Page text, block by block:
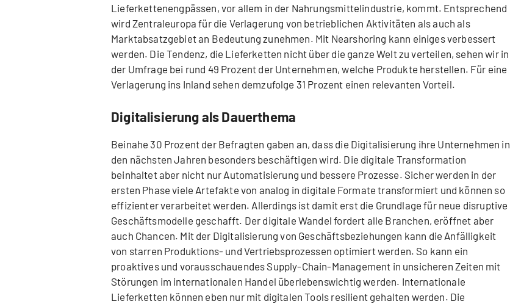
Lieferkettenengpässen, vor allem in der Nahrungsmittelindustrie, kommt. Entsprechend
wird Zentraleuropa für die Verlagerung von betrieblichen Aktivitäten als auch als
Marktabsatzgebiet an Bedeutung zunehmen. Mit Nearshoring kann einiges verbessert
werden. Die Tendenz, die Lieferketten nicht über die ganze Welt zu verteilen, sehen wir in
der Umfrage bei rund 49 Prozent der Unternehmen, welche Produkte herstellen. Für eine
Verlagerung ins Inland sehen demzufolge 31 Prozent einen relevanten Vorteil.
Digitalisierung als Dauerthema
Beinahe 30 Prozent der Befragten gaben an, dass die Digitalisierung ihre Unternehmen in
den nächsten Jahren besonders beschäftigen wird. Die digitale Transformation
beinhaltet aber nicht nur Automatisierung und bessere Prozesse. Sicher werden in der
ersten Phase viele Artefakte von analog in digitale Formate transformiert und können so
effizienter verarbeitet werden. Allerdings ist damit erst die Grundlage für neue disruptive
Geschäftsmodelle geschafft. Der digitale Wandel fordert alle Branchen, eröffnet aber
auch Chancen. Mit der Digitalisierung von Geschäftsbeziehungen kann die Anfälligkeit
von starren Produktions- und Vertriebsprozessen optimiert werden. So kann ein
proaktives und vorausschauendes Supply-Chain-Management in unsicheren Zeiten mit
Störungen im internationalen Handel überlebenswichtig werden. Internationale
Lieferketten können eben nur mit digitalen Tools resilient gehalten werden. Die